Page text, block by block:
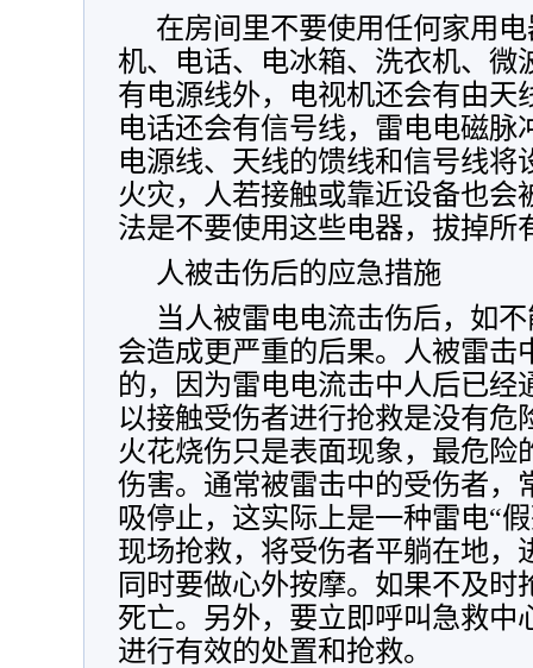
在房间里不要使用任何家用
机、电话、电冰箱、洗衣机、微
有电源线外，电视机还会有由天
电话还会有信号线，雷电电磁脉
电源线、天线的馈线和信号线将
火灾，人若接触或靠近设备也会
法是不要使用这些电器，拔掉所
人被击伤后的应急措施
当人被雷电电流击伤后，如
会造成更严重的后果。人被雷击
的，因为雷电电流击中人后已经
以接触受伤者进行抢救是没有危
火花烧伤只是表面现象，最危险
伤害。通常被雷击中的受伤者，
吸停止，这实际上是一种雷电“
现场抢救，将受伤者平躺在地，
同时要做心外按摩。如果不及时
死亡。另外，要立即呼叫急救中
进行有效的处置和抢救。